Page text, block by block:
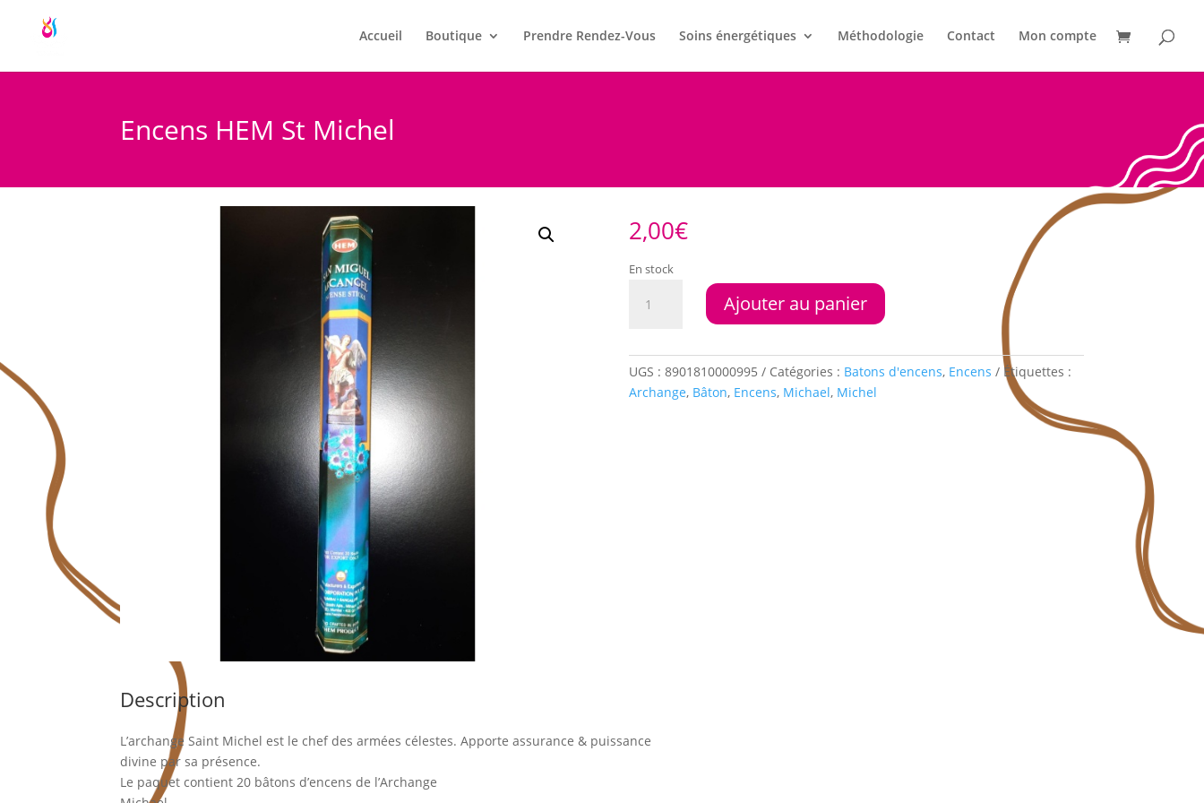
Accueil Boutique Prendre Rendez-Vous Soins énergétiques Méthodologie Contact Mon compte
Encens HEM St Michel
2,00€
En stock
Michel
Ajouter au panier
UGS : 8901810000995 Catégories : Batons d'encens, Encens
Étiquettes :
Archange, Bâton, Encens, Michael, Michel
Description
L’archange Saint Michel est le chef des armées célestes. Apporte assurance & puissance
divine par sa présence.
Le paquet contient 20 bâtons d’encens de l’Archange